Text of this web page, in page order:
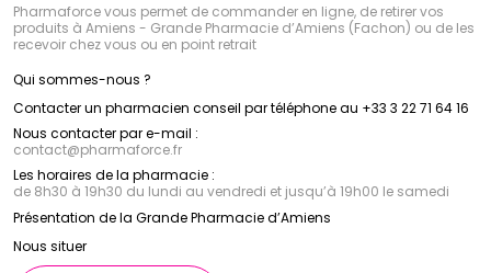
Pharmaforce vous permet de commander en ligne, de retirer vos
produits à Amiens - Grande Pharmacie d’Amiens (Fachon) ou de les
recevoir chez vous ou en point retrait
Qui sommes-nous ?
Contacter un pharmacien conseil par téléphone au +33 3 22 71 64 16
Nous contacter par e-mail :
contact@pharmaforce.fr
Les horaires de la pharmacie :
de 8h30 à 19h30 du lundi au vendredi et jusqu’à 19h00 le samedi
Présentation de la Grande Pharmacie d’Amiens
Nous situer